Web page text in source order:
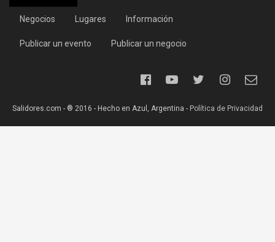
Negocios Lugares Información
Publicar un evento Publicar un negocio
Salidores.com - ® 2016 - Hecho en Azul, Argentina - Política de Privacidad